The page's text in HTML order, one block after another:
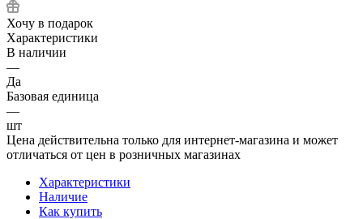
Хочу в подарок
Характеристики
В наличии
—
Да
Базовая единица
—
шт
Цена действительна только для интернет-магазина и может
отличаться от цен в розничных магазинах
Характеристики
Наличие
Как купить